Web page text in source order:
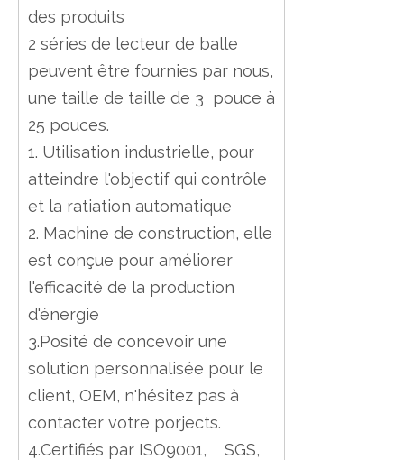
des produits
2 séries de lecteur de balle
peuvent être fournies par nous,
une taille de taille de 3 pouce à
25 pouces.
1. Utilisation industrielle, pour
atteindre l'objectif qui contrôle
et la ratiation automatique
2. Machine de construction, elle
est conçue pour améliorer
l'efficacité de la production
d'énergie
3.Posité de concevoir une
solution personnalisée pour le
client, OEM, n'hésitez pas à
contacter votre porjects.
4.Certifiés par ISO9001, SGS,